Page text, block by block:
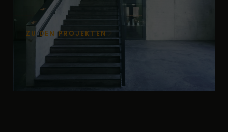
ZU DEN PROJEKTEN